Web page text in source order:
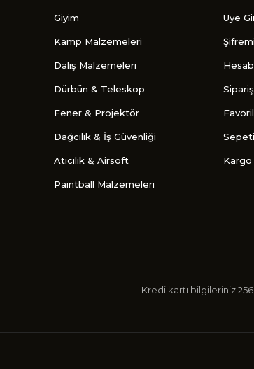
Giyim
Kamp Malzemeleri
Dalış Malzemeleri
Dürbün & Teleskop
Fener & Projektör
Dağcılık & İş Güvenliği
Atıcılık & Airsoft
Paintball Malzemeleri
Üye
Kredi kartı bilgileriniz